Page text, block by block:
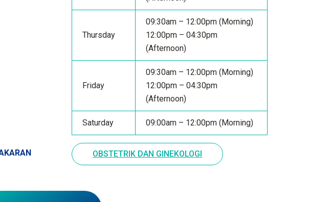
Thursday
09:30am – 12:00pm (Morning)
12:00pm – 04:30pm
(Afternoon)
Friday
09:30am – 12:00pm (Morning)
12:00pm – 04:30pm
(Afternoon)
Saturday 09:00am – 12:00pm (Morning)
OBSTETRIK DAN GINEKOLOGI